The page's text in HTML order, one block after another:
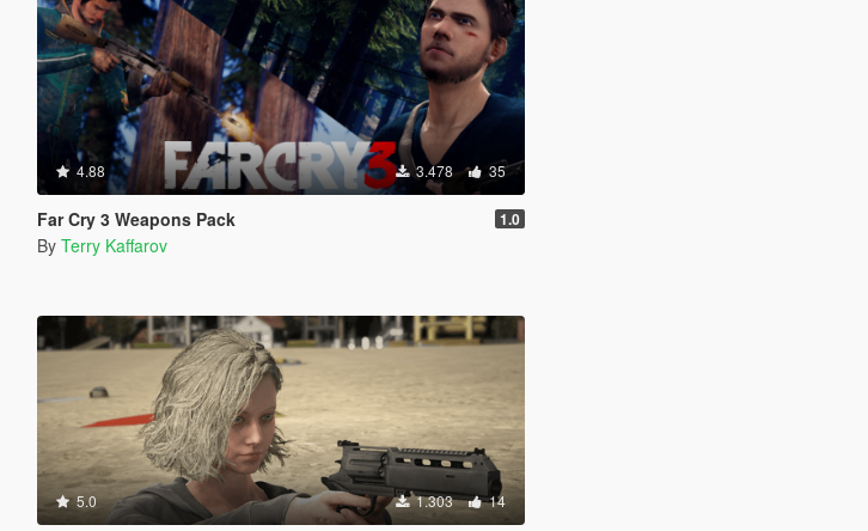
4.88 3.478 35
Far Cry 3 Weapons Pack 1.0
By Terry Kaffarov
5.0 1.303 14